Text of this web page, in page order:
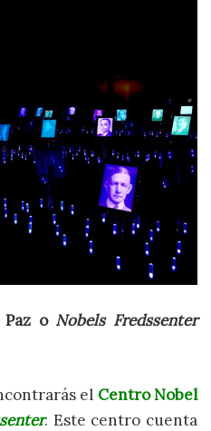
o Nobels Fredssenter
el Centro Nobel
. Este centro cuenta